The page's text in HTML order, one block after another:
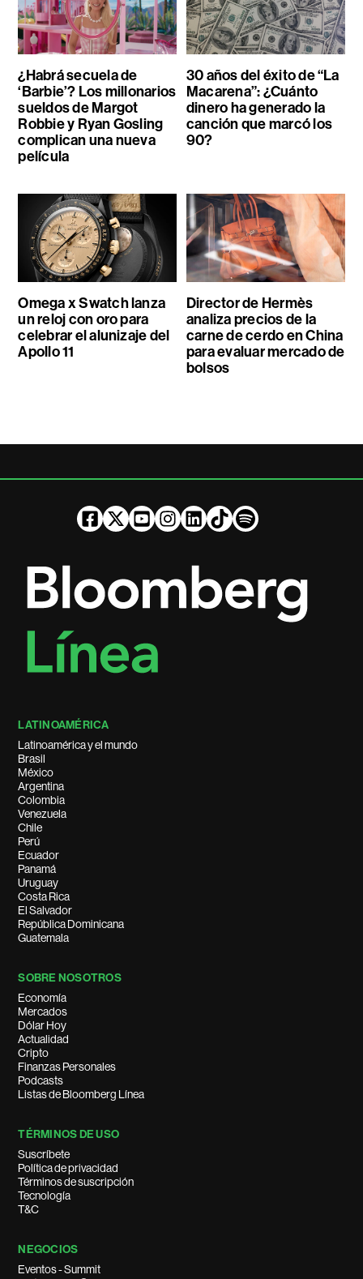
¿Habrá secuela de
‘Barbie’? Los millonarios
sueldos de Margot
Robbie y Ryan Gosling
complican una nueva
película
30 años del éxito de “La
Macarena”: ¿Cuánto
dinero ha generado la
canción que marcó los
90?
Omega x Swatch lanza
un reloj con oro para
celebrar el alunizaje del
Apollo 11
Director de Hermès
analiza precios de la
carne de cerdo en China
para evaluar mercado de
bolsos
LATINOAMÉRICA
Latinoamérica y el mundo
Brasil
México
Argentina
Colombia
Venezuela
Chile
Perú
Ecuador
Panamá
Uruguay
Costa Rica
El Salvador
República Dominicana
Guatemala
SOBRE NOSOTROS
Economía
Mercados
Dólar Hoy
Actualidad
Cripto
Finanzas Personales
Podcasts
Listas de Bloomberg Línea
TÉRMINOS DE USO
Suscríbete
Política de privacidad
Términos de suscripción
Tecnología
T&C
NEGOCIOS
Eventos - Summit